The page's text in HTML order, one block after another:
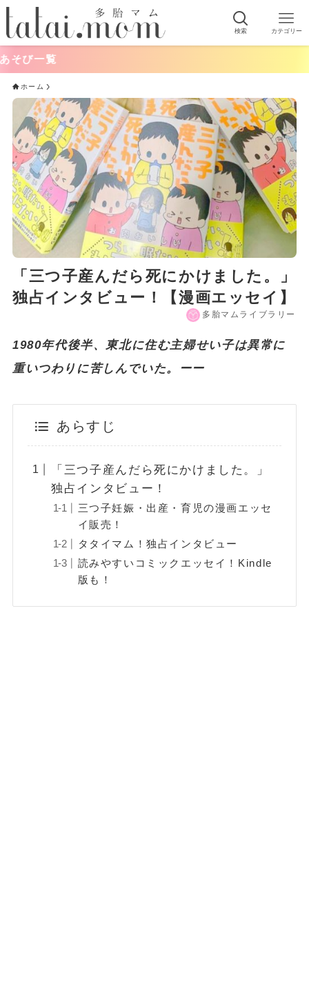
検索 カテゴリー
覧
ホーム
「三つ子産んだら死にかけました。」
独占インタビュー！【漫画エッセイ】
多胎マムライブラリー
1980年代後半、東北に住む主婦せい子は異常に
重いつわりに苦しんでいた。ーー
あらすじ
「三つ子産んだら死にかけました。」
独占インタビュー！
三つ子妊娠・出産・育児の漫画エッセ
イ販売！
タタイマム！独占インタビュー
読みやすいコミックエッセイ！Kindle
版も！